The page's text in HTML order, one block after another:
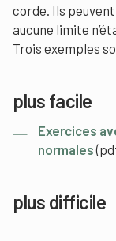
corde. Ils
aucune limite
Trois exemples
plus facile
Exercices
normales
plus difficile